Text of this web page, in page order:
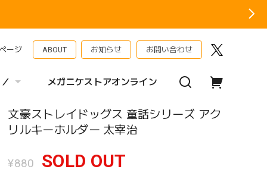
ージ ABOUT お知らせ お問い合わせ
メガニケストアオンライン
文豪ストレイドッグス 童話シリーズ アク
リルキーホルダー 太宰治
¥880 SOLD OUT